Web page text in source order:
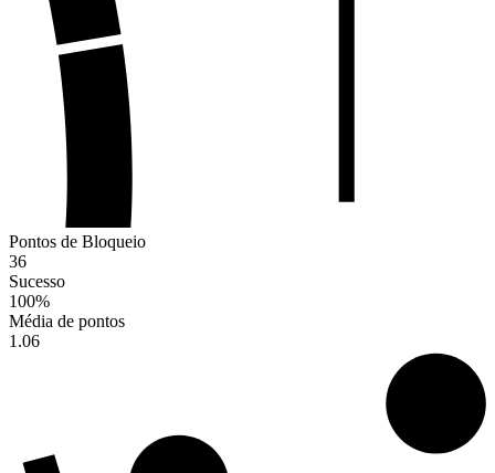
Pontos de Bloqueio
36
Sucesso
100%
Média de pontos
1.06